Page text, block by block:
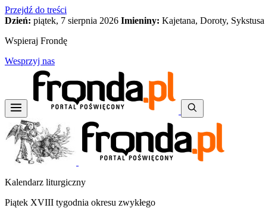
Przejdź do treści
Dzień: piątek, 7 sierpnia 2026 Imieniny: Kajetana, Doroty, Sykstusa
Wspieraj Frondę
Wesprzyj nas
Kalendarz liturgiczny
Piątek XVIII tygodnia okresu zwykłego